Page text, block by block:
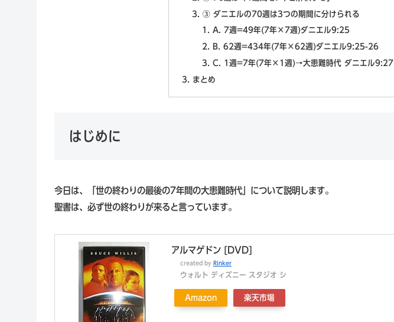
③ ダニエルの70週は3つの期間に分けられる
A. 7週=49年(7年×7週)ダニエル9:25
B. 62週=434年(7年×62週)ダニエル9:25-26
C. 1週=7年(7年×1週)→大患難時代 ダニエル9:27
まとめ
はじめに
今日は、「世の終わりの最後の7年間の大患難時代」について説明します。
聖書は、必ず世の終わりが来ると言っています。
アルマゲドン [DVD]
created by Rinker
ウォルト ディズニー スタジオ シ
Amazon 楽天市場